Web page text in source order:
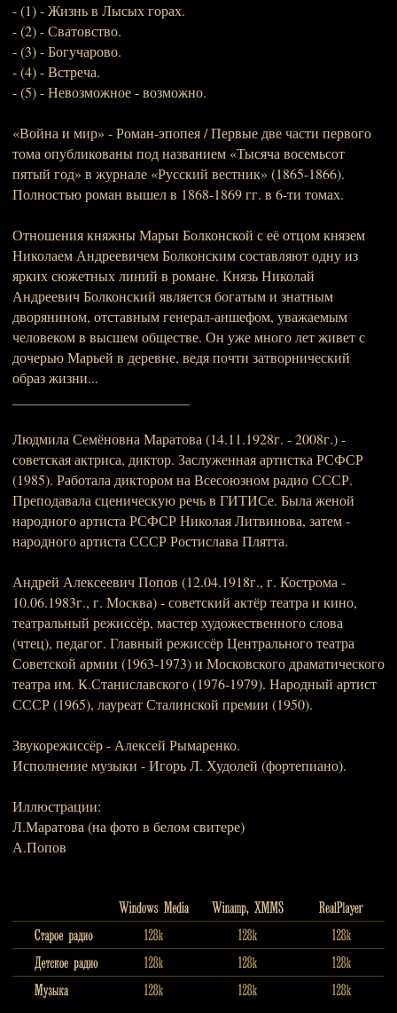
- (1) - Жизнь в Лысых горах.
- (2) - Сватовство.
- (3) - Богучарово.
- (4) - Встреча.
- (5) - Невозможное - возможно.
«Война и мир» - Роман-эпопея / Первые две части первого
тома опубликованы под названием «Тысяча восемьсот
пятый год» в журнале «Русский вестник» (1865-1866).
Полностью роман вышел в 1868-1869 гг. в 6-ти томах.
Отношения княжны Марьи Болконской с её отцом князем
Николаем Андреевичем Болконским составляют одну из
ярких сюжетных линий в романе. Князь Николай
Андреевич Болконский является богатым и знатным
дворянином, отставным генерал-аншефом, уважаемым
человеком в высшем обществе. Он уже много лет живет с
дочерью Марьей в деревне, ведя почти затворнический
образ жизни...
Людмила Семёновна Маратова (14.11.1928г. - 2008г.) -
советская актриса, диктор. Заслуженная артистка РСФСР
(1985). Работала диктором на Всесоюзном радио СССР.
Преподавала сценическую речь в ГИТИСе. Была женой
народного артиста РСФСР Николая Литвинова, затем -
народного артиста СССР Ростислава Плятта.
Андрей Алексеевич Попов (12.04.1918г., г. Кострома -
10.06.1983г., г. Москва) - советский актёр театра и кино,
театральный режиссёр, мастер художественного слова
(чтец), педагог. Главный режиссёр Центрального театра
Советской армии (1963-1973) и Московского драматического
театра им. К.Станиславского (1976-1979). Народный артист
СССР (1965), лауреат Сталинской премии (1950).
Звукорежиссёр - Алексей Рымаренко.
Исполнение музыки - Игорь Л. Худолей (фортепиано).
Иллюстрации:
Л.Маратова (на фото в белом свитере)
А.Попов